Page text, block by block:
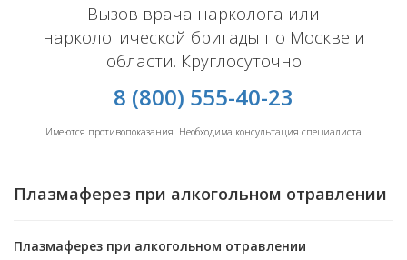
Вызов врача нарколога или
наркологической бригады по Москве и
области. Круглосуточно
8 (800) 555-40-23
Имеются противопоказания. Необходима консультация специалиста
Плазмаферез при алкогольном отравлении
Плазмаферез при алкогольном отравлении